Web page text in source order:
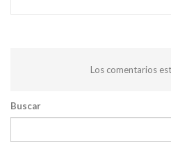
Los comentarios
Buscar